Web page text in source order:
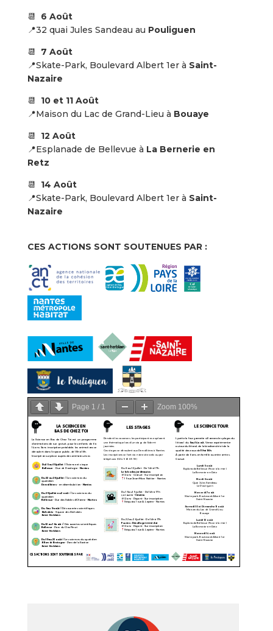
📆 6 Août
📍32 quai Jules Sandeau au Pouliguen
📆 7 Août
📍Skate-Park, Boulevard Albert 1er à Saint-
Nazaire
📆 10 et 11 Août
📍Maison du Lac de Grand-Lieu à Bouaye
📆 12 Août
📍Esplanade de Bellevue à La Bernerie en
Retz
📆 14 Août
📍Skate-Park, Boulevard Albert 1er à Saint-
Nazaire
CES ACTIONS SONT SOUTENUES PAR :
Page 1 / 1 Zoom 100%